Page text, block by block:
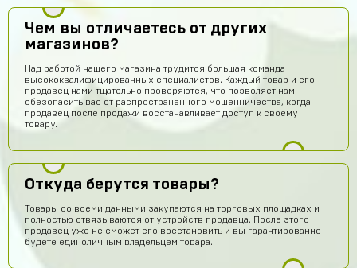
Чем вы отличаетесь от других
магазинов?
Над работой нашего магазина трудится большая команда
высококвалифицированных специалистов. Каждый товар и его
продавец нами тщательно проверяются, что позволяет нам
обезопасить вас от распространенного мошенничества, когда
продавец после продажи восстанавливает доступ к своему
товару.
Откуда берутся товары?
Товары со всеми данными закупаются на торговых площадках и
полностью отвязываются от устройств продавца. После этого
продавец уже не сможет его восстановить и вы гарантированно
будете единоличным владельцем товара.